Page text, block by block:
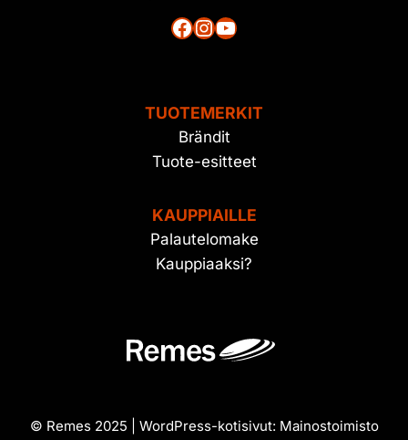
Facebook
Instagram
YouTube
TUOTEMERKIT
Brändit
Tuote-esitteet
KAUPPIAILLE
Palautelomake
Kauppiaaksi?
© Remes 2025 | WordPress-kotisivut: Mainostoimisto